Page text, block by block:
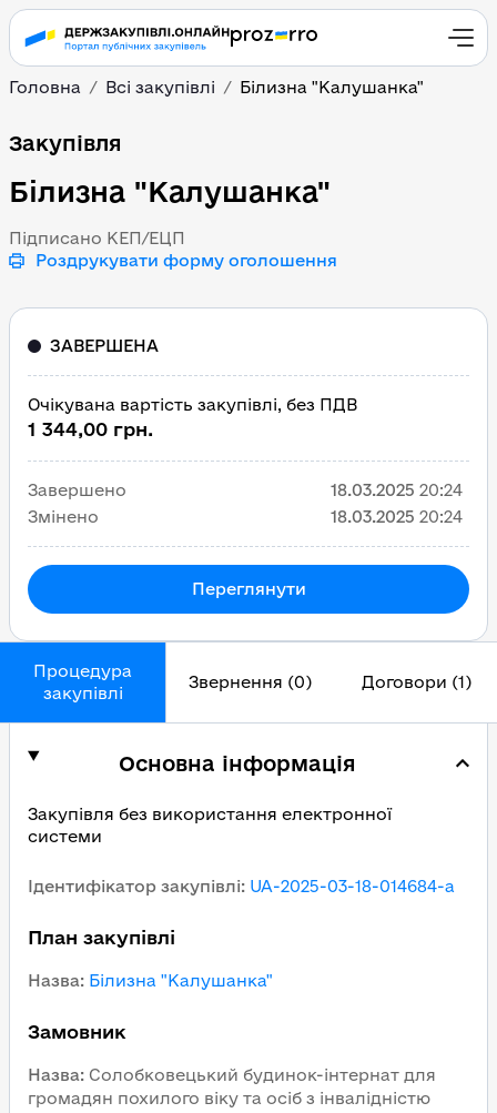
Головна Всі закупівлі Білизна "Калушанка"
Білизна "Калушанка"
Закупівля
Білизна "Калушанка"
Підписано КЕП/ЕЦП
Роздрукувати форму оголошення
Процедура
закупівлі
Звернення (0) Договори (1)
Основна інформація
Закупівля без використання електронної
системи
Ідентифікатор закупівлі: UA-2025-03-18-014684-a
План закупівлі
Назва: Білизна "Калушанка"
Замовник
Назва: Солобковецький будинок-інтернат для
громадян похилого віку та осіб з інвалідністю
ЗАВЕРШЕНА
Очікувана вартість закупівлі, без ПДВ
1 344,00 грн.
Завершено 18.03.2025 20:24
Змінено
18.03.2025 20:24
Переглянути